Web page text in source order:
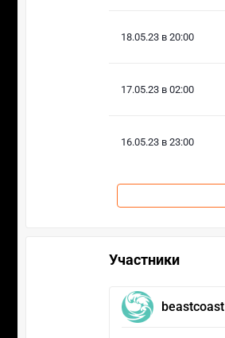
18.05.23 в 20:00
17.05.23 в 02:00
16.05.23 в 23:00
Участники
beastcoast